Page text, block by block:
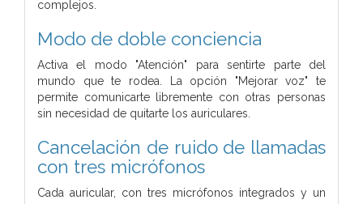
complejos.
Modo de doble conciencia
Activa el modo "Atención" para sentirte parte del
mundo que te rodea.
La opción "Mejorar voz" te
permite comunicarte libremente con otras personas
sin necesidad de quitarte los auriculares.
Cancelación de ruido de llamadas
con tres micrófonos
Cada auricular, con tres micrófonos integrados y un